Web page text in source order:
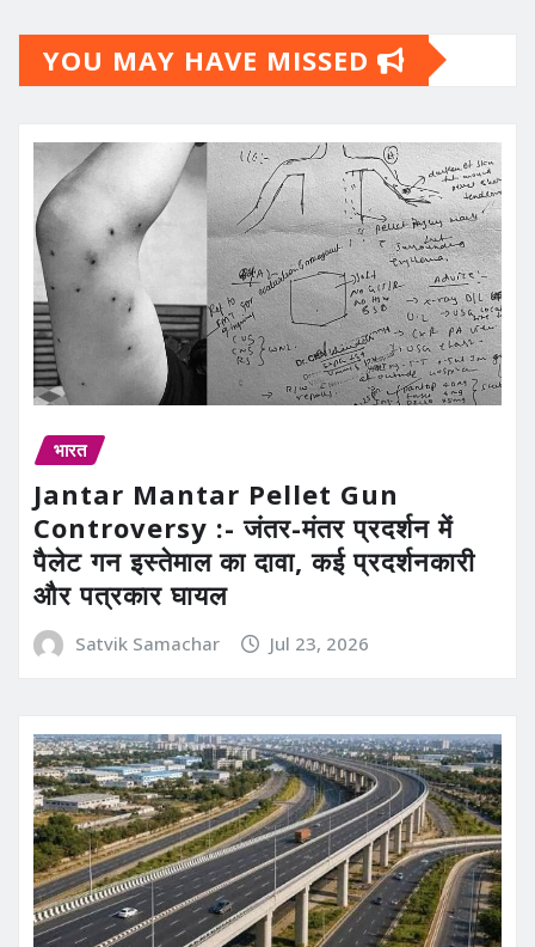
YOU MAY HAVE MISSED
भारत
Jantar Mantar Pellet Gun
Controversy :- जंतर-मंतर प्रदर्शन में
पैलेट गन इस्तेमाल का दावा, कई प्रदर्शनकारी
और पत्रकार घायल
Satvik Samachar Jul 23, 2026